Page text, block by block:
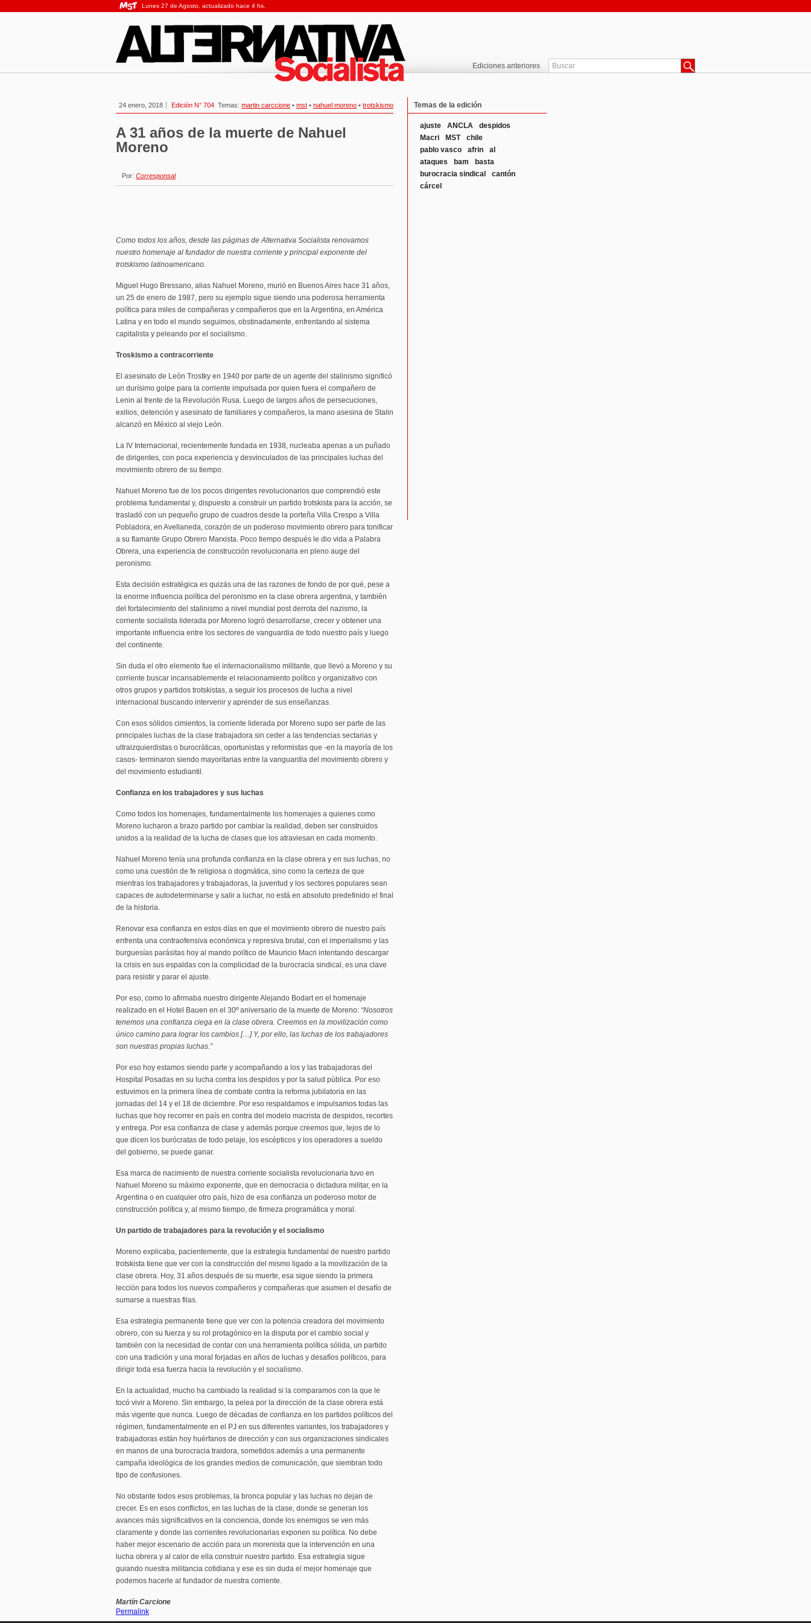
Lunes 27 de Agosto, actualizado hace 4 hs.
Ediciones anteriores
24 enero, 2018 Edición N° 704 Temas: martin carccione • mst • nahuel moreno • trotskismo
A 31 años de la muerte de Nahuel
Moreno
Por: Corresponsal
Como todos los años, desde las páginas de Alternativa Socialista renovamos
nuestro homenaje al fundador de nuestra corriente y principal exponente del
trotskismo latinoamericano.
Miguel Hugo Bressano, alias Nahuel Moreno, murió en Buenos Aires hace 31 años,
un 25 de enero de 1987, pero su ejemplo sigue siendo una poderosa herramienta
política para miles de compañeras y compañeros que en la Argentina, en América
Latina y en todo el mundo seguimos, obstinadamente, enfrentando al sistema
capitalista y peleando por el socialismo.
Troskismo a contracorriente
El asesinato de León Trostky en 1940 por parte de un agente del stalinismo significó
un durísimo golpe para la corriente impulsada por quien fuera el compañero de
Lenin al frente de la Revolución Rusa. Luego de largos años de persecuciones,
exilios, detención y asesinato de familiares y compañeros, la mano asesina de Stalin
alcanzó en México al viejo León.
La IV Internacional, recientemente fundada en 1938, nucleaba apenas a un puñado
de dirigentes, con poca experiencia y desvinculados de las principales luchas del
movimiento obrero de su tiempo.
Nahuel Moreno fue de los pocos dirigentes revolucionarios que comprendió este
problema fundamental y, dispuesto a construir un partido trotskista para la acción, se
trasladó con un pequeño grupo de cuadros desde la porteña Villa Crespo a Villa
Pobladora, en Avellaneda, corazón de un poderoso movimiento obrero para tonificar
a su flamante Grupo Obrero Marxista. Poco tiempo después le dio vida a Palabra
Obrera, una experiencia de construcción revolucionaria en pleno auge del
peronismo.
Esta decisión estratégica es quizás una de las razones de fondo de por qué, pese a
la enorme influencia política del peronismo en la clase obrera argentina, y también
del fortalecimiento del stalinismo a nivel mundial post derrota del nazismo, la
corriente socialista liderada por Moreno logró desarrollarse, crecer y obtener una
importante influencia entre los sectores de vanguardia de todo nuestro país y luego
del continente.
Sin duda el otro elemento fue el internacionalismo militante, que llevó a Moreno y su
corriente buscar incansablemente el relacionamiento político y organizativo con
otros grupos y partidos trotskistas, a seguir los procesos de lucha a nivel
internacional buscando intervenir y aprender de sus enseñanzas.
Con esos sólidos cimientos, la corriente liderada por Moreno supo ser parte de las
principales luchas de la clase trabajadora sin ceder a las tendencias sectarias y
ultraizquierdistas o burocráticas, oportunistas y reformistas que -en la mayoría de los
casos- terminaron siendo mayoritarias entre la vanguardia del movimiento obrero y
del movimiento estudiantil.
Confianza en los trabajadores y sus luchas
Como todos los homenajes, fundamentalmente los homenajes a quienes como
Moreno lucharon a brazo partido por cambiar la realidad, deben ser construidos
unidos a la realidad de la lucha de clases que los atraviesan en cada momento.
Nahuel Moreno tenía una profunda confianza en la clase obrera y en sus luchas, no
como una cuestión de fe religiosa o dogmática, sino como la certeza de que
mientras los trabajadores y trabajadoras, la juventud y los sectores populares sean
capaces de autodeterminarse y salir a luchar, no está en absoluto predefinido el final
de la historia.
Renovar esa confianza en estos días en que el movimiento obrero de nuestro país
enfrenta una contraofensiva económica y represiva brutal, con el imperialismo y las
burguesías parásitas hoy al mando político de Mauricio Macri intentando descargar
la crisis en sus espaldas con la complicidad de la burocracia sindical, es una clave
para resistir y parar el ajuste.
Por eso, como lo afirmaba nuestro dirigente Alejando Bodart en el homenaje
realizado en el Hotel Bauen en el 30º aniversario de la muerte de Moreno: “Nosotros
tenemos una confianza ciega en la clase obrera. Creemos en la movilización como
único camino para lograr los cambios […] Y, por ello, las luchas de los trabajadores
son nuestras propias luchas.”
Por eso hoy estamos siendo parte y acompañando a los y las trabajadoras del
Hospital Posadas en su lucha contra los despidos y por la salud pública. Por eso
estuvimos en la primera línea de combate contra la reforma jubilatoria en las
jornadas del 14 y el 18 de diciembre. Por eso respaldamos e impulsamos todas las
luchas que hoy recorrer en país en contra del modelo macrista de despidos, recortes
y entrega. Por esa confianza de clase y además porque creemos que, lejos de lo
que dicen los burócratas de todo pelaje, los escépticos y los operadores a sueldo
del gobierno, se puede ganar.
Esa marca de nacimiento de nuestra corriente socialista revolucionaria tuvo en
Nahuel Moreno su máximo exponente, que en democracia o dictadura militar, en la
Argentina o en cualquier otro país, hizo de esa confianza un poderoso motor de
construcción política y, al mismo tiempo, de firmeza programática y moral.
Un partido de trabajadores para la revolución y el socialismo
Moreno explicaba, pacientemente, que la estrategia fundamental de nuestro partido
trotskista tiene que ver con la construcción del mismo ligado a la movilización de la
clase obrera. Hoy, 31 años después de su muerte, esa sigue siendo la primera
lección para todos los nuevos compañeros y compañeras que asumen el desafío de
sumarse a nuestras filas.
Esa estrategia permanente tiene que ver con la potencia creadora del movimiento
obrero, con su fuerza y su rol protagónico en la disputa por el cambio social y
también con la necesidad de contar con una herramienta política sólida, un partido
con una tradición y una moral forjadas en años de luchas y desafíos políticos, para
dirigir toda esa fuerza hacia la revolución y el socialismo.
En la actualidad, mucho ha cambiado la realidad si la comparamos con la que le
tocó vivir a Moreno. Sin embargo, la pelea por la dirección de la clase obrera está
más vigente que nunca. Luego de décadas de confianza en los partidos políticos del
régimen, fundamentalmente en el PJ en sus diferentes variantes, los trabajadores y
trabajadoras están hoy huérfanos de dirección y con sus organizaciones sindicales
en manos de una burocracia traidora, sometidos además a una permanente
campaña ideológica de los grandes medios de comunicación, que siembran todo
tipo de confusiones.
No obstante todos esos problemas, la bronca popular y las luchas no dejan de
crecer. Es en esos conflictos, en las luchas de la clase, donde se generan los
avances más significativos en la conciencia, donde los enemigos se ven más
claramente y donde las corrientes revolucionarias exponen su política. No debe
haber mejor escenario de acción para un morenista que la intervención en una
lucha obrera y al calor de ella construir nuestro partido. Esa estrategia sigue
guiando nuestra militancia cotidiana y ese es sin duda el mejor homenaje que
podemos hacerle al fundador de nuestra corriente.
Martín Carcione
Permalink
Temas de la edición
ajuste ANCLA
despidos
Macri
MST
chile
pablo vasco
afrin
al
ataques
bam
basta
burocracia sindical
cantón
cárcel